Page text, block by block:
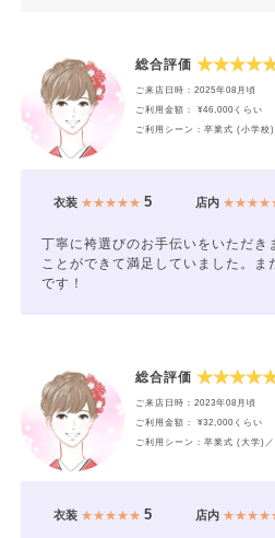
総合評価
ご来店日時：2025年08月頃
ご利用金額： ¥46,000くらい
ご利用シーン：卒業式 (小学校
衣装★★★★★ 5 店内
丁寧に袴選びのお手伝いをいただき
ことができて満足していました。ま
です！
総合評価
ご来店日時：2023年08月頃
ご利用金額： ¥32,000くらい
ご利用シーン：卒業式 (大学)
衣装★★★★★ 5 店内